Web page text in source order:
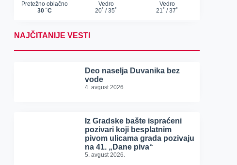
NAJČITANIJE VESTI
Deo naselja Duvanika bez
vode
4. avgust 2026.
Iz Gradske bašte ispraćeni
pozivari koji besplatnim
pivom ulicama grada pozivaju
na 41. „Dane piva“
5. avgust 2026.